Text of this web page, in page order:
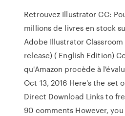
Retrouvez Illustrator CC:
millions de livres en stock
Adobe Illustrator Classroom
release) ( English Edition)
qu'Amazon procède à
Oct 13, 2016 Here's the set
Direct Download Links to
90 comments However,